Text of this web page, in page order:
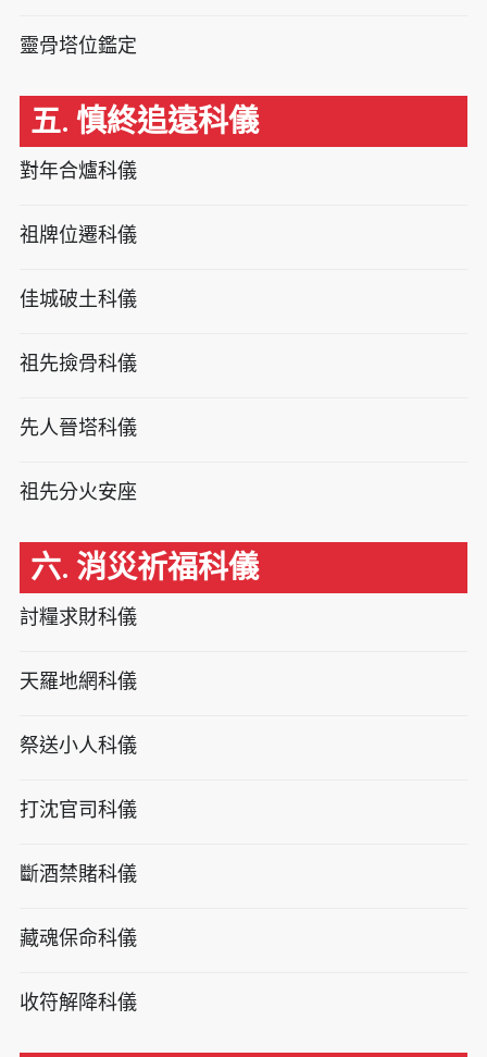
靈骨塔位鑑定
五. 慎終追遠科儀
對年合爐科儀
祖牌位遷科儀
佳城破土科儀
祖先撿骨科儀
先人晉塔科儀
祖先分火安座
六. 消災祈福科儀
討糧求財科儀
天羅地網科儀
祭送小人科儀
打沈官司科儀
斷酒禁賭科儀
藏魂保命科儀
收符解降科儀